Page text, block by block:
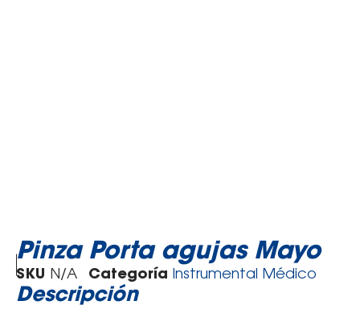
Pinza Porta agujas Mayo
SKU N/A Categoría Instrumental Médico
Descripción